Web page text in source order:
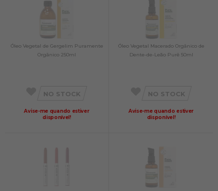
Óleo Vegetal de Gergelim Puramente
Orgânico 250ml
NO STOCK
Avise-me quando estiver
disponível!
Óleo Vegetal Macerado Orgânico de
Dente-de-Leão Purê 50ml
NO STOCK
Avise-me quando estiver
disponível!